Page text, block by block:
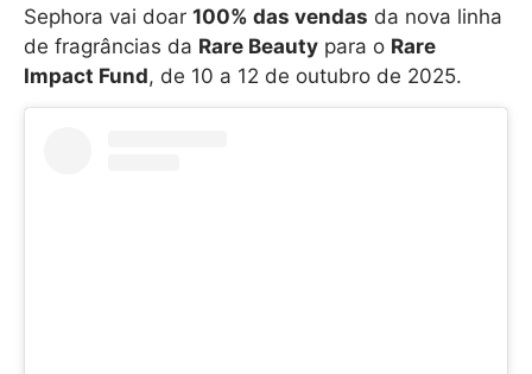
Sephora vai doar 100% das vendas da nova linha
de fragrâncias da Rare Beauty para o Rare
Impact Fund, de 10 a 12 de outubro de 2025.